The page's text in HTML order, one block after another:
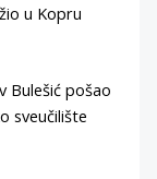
u Kopru
Bulešić pošao
sveučilište